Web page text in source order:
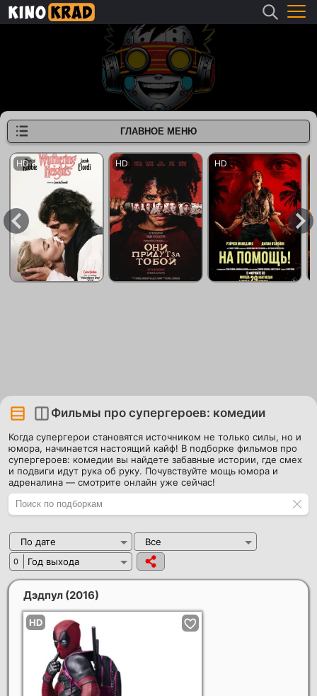
Фильмы про супергероев: комедии
Когда супергерои становятся источником не только силы, но и
юмора, начинается настоящий кайф! В подборке фильмов про
супергероев: комедии вы найдете забавные истории, где смех
и подвиги идут рука об руку. Почувствуйте мощь юмора и
адреналина — смотрите онлайн уже сейчас!
По дате Все
0 Год выхода
Дэдпул (2016)
ГЛАВНОЕ МЕНЮ